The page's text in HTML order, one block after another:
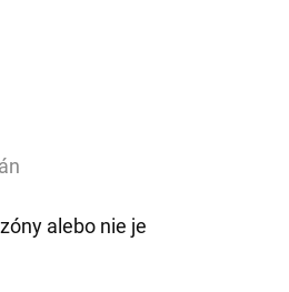
alebo nie je